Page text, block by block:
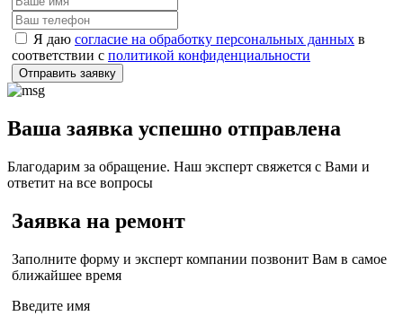
Я даю согласие на обработку персональных данных в
соответствии с политикой конфиденциальности
Отправить заявку
Ваша заявка успешно отправлена
Благодарим за обращение. Наш эксперт свяжется с Вами и
ответит на все вопросы
Заявка на ремонт
Заполните форму и эксперт компании позвонит Вам в самое
ближайшее время
Введите имя